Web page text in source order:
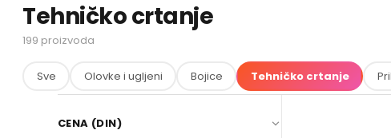
Tehničko crtanje
199 proizvoda
Sve Olovke i ugljeni Bojice Tehničko crtanje